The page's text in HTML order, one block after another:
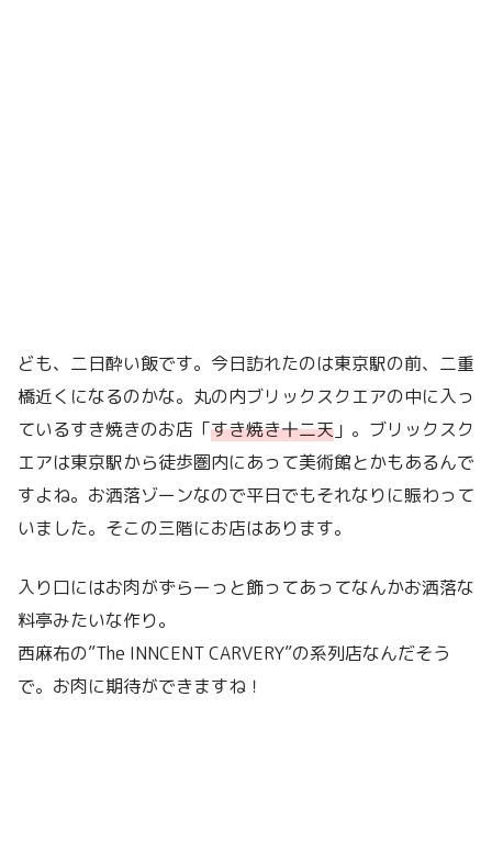
ども、二日酔い飯です。今日訪れたのは東京駅の前、二重
橋近くになるのかな。丸の内ブリックスクエアの中に入っ
ているすき焼きのお店「すき焼き十二天 」。ブリックスク
エアは東京駅から徒歩圏内にあって美術館とかもあるんで
すよね。お洒落ゾーンなので平日でもそれなりに賑わって
いました。そこの三階にお店はあります。
入り口にはお肉がずらーっと飾ってあってなんかお洒落な
料亭みたいな作り。
西麻布の”The INNCENT CARVERY”の系列店なんだそう
で。お肉に期待ができますね！